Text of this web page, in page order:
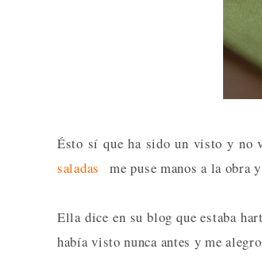
Ésto sí que ha sido un visto y no
saladas me puse manos a la obra
Ella dice en su blog que estaba
había visto nunca antes y me